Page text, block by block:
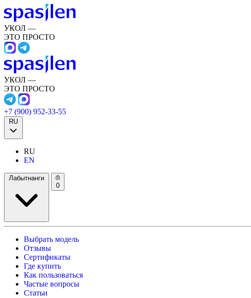
УКОЛ —
ЭТО ПРОСТО
УКОЛ —
ЭТО ПРОСТО
+7 (900) 952-33-55
RU
RU
EN
Лабытнанги
0
Выбрать модель
Отзывы
Сертификаты
Где купить
Как пользоваться
Частые вопросы
Статьи